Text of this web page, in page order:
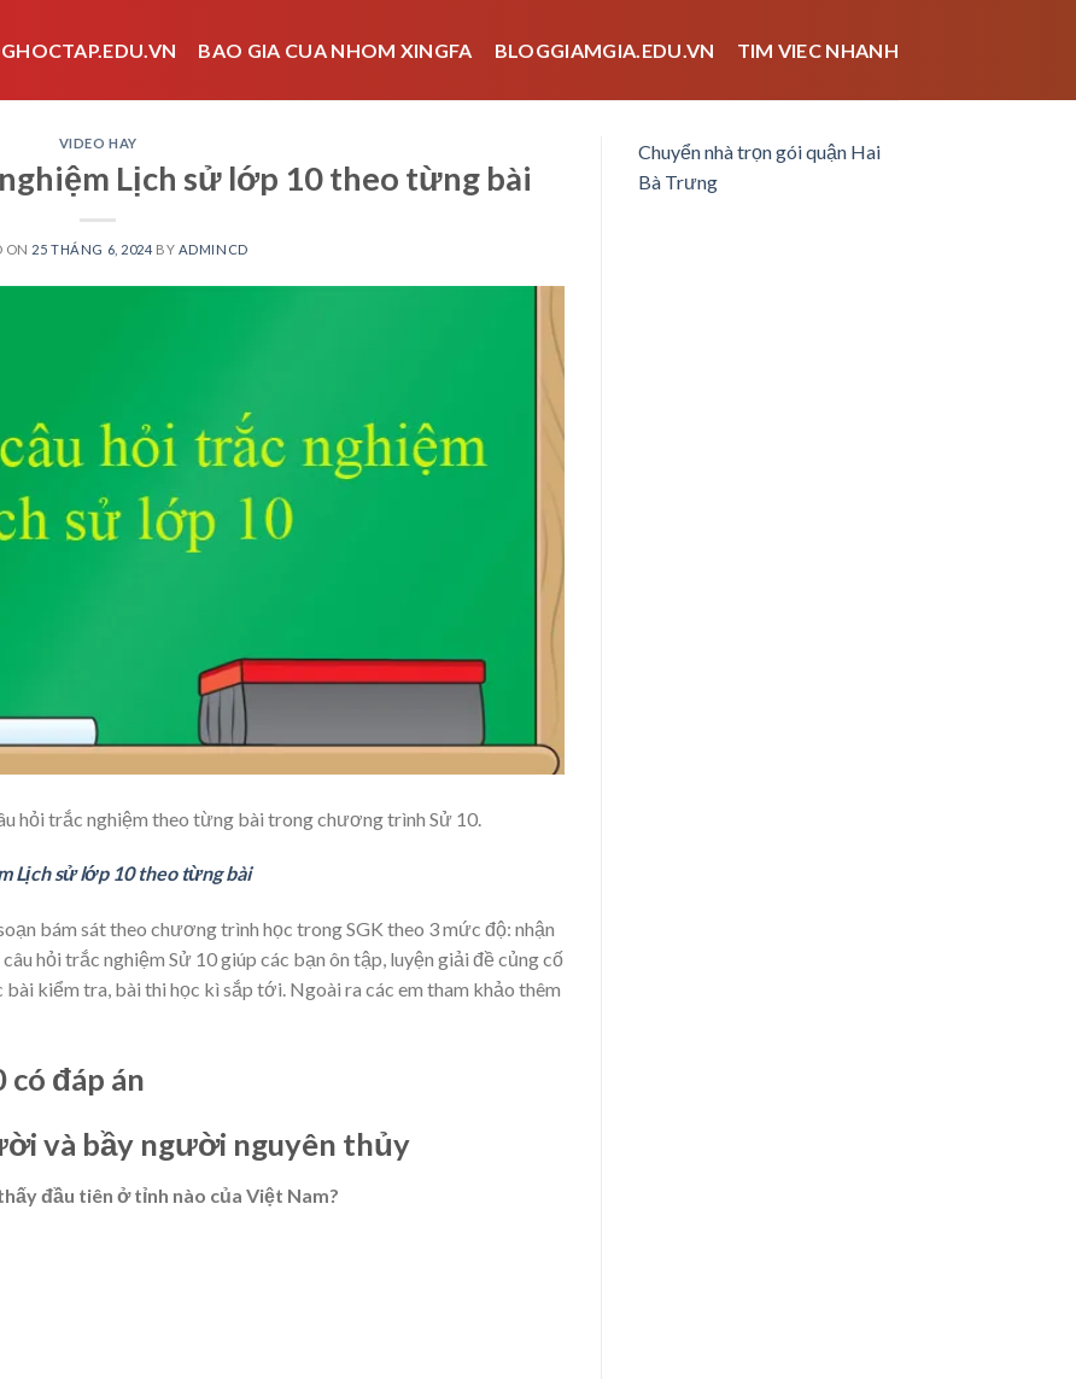
BAO GIA CUA NHOM XINGFA BLOGGIAMGIA.EDU.VN TIM VIEC NHANH
VIDEO HAY
Lịch sử lớp 10 theo từng bài
ON 25 THÁNG 6, 2024 BY ADMINCD
hỏi trắc nghiệm theo từng bài trong chương trình Sử 10.
Lịch sử lớp 10 theo từng bài
bám sát theo chương trình học trong SGK theo 3 mức độ: nhận
hỏi trắc nghiệm Sử 10 giúp các bạn ôn tập, luyện giải đề củng cố
kiểm tra, bài thi học kì sắp tới. Ngoài ra các em tham khảo thêm
đáp án
và bầy người nguyên thủy
đầu tiên ở tỉnh nào của Việt Nam?
Chuyển nhà trọn gói quận Hai
Bà Trưng